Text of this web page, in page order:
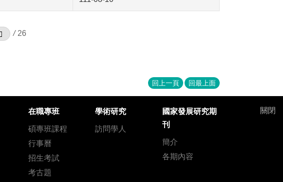
/ 26
回上一頁 回最上面
關閉
在職專班
碩專班課程
行事曆
招生考試
考古題
學術研究
訪問學人
國家發展研究期
刊
簡介
各期內容